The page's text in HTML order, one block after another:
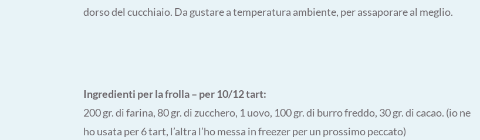
dorso del cucchiaio. Da gustare a temperatura ambiente, per assaporare al meglio.
Ingredienti per la frolla – per 10/12 tart:
200 gr. di farina, 80 gr. di zucchero, 1 uovo, 100 gr. di burro freddo, 30 gr. di cacao. (io ne
ho usata per 6 tart, l’altra l’ho messa in freezer per un prossimo peccato)